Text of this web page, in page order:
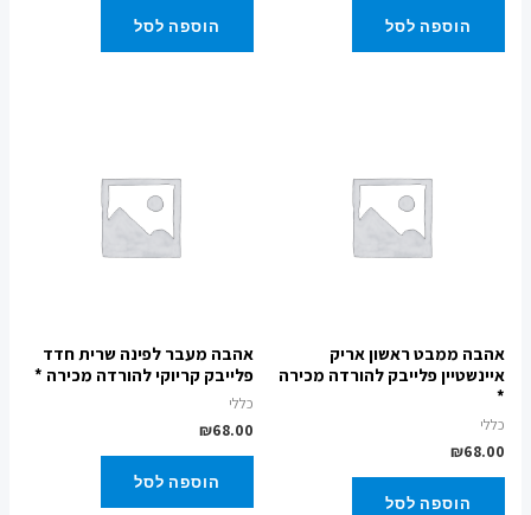
הוספה לסל הוספה לסל
אהבה ממבט ראשון אריק
איינשטיין פלייבק להורדה מכירה
*
כללי
₪68.00
הוספה לסל
אהבה מעבר לפינה שרית חדד
פלייבק קריוקי להורדה מכירה *
כללי
₪68.00
הוספה לסל